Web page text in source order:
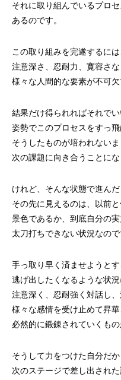
それに取り組んでいるプロ
あるのです。
この取り組みを完遂するには
注意深さ、忍耐力、寛容さな
様々な人間的な要素が不可欠
結果だけ得られればそれでい
姿勢でこのプロセスをすっ飛
そうしたものが培われないま
次の課題に向き合うことにな
けれど、そんな状態で進んだ
その先に見えるのは、以前
景色であるか、到底自分の
太刀打ちできない状況なので
手っ取り早く済ませようとす
逃げ出したくなるような状況
注意深く、忍耐強く対話し
様々な感情を受け止めて昇華
必然的に鍛錬されていくもの
そうして力をつけた自分だか
次のステージで差し出された